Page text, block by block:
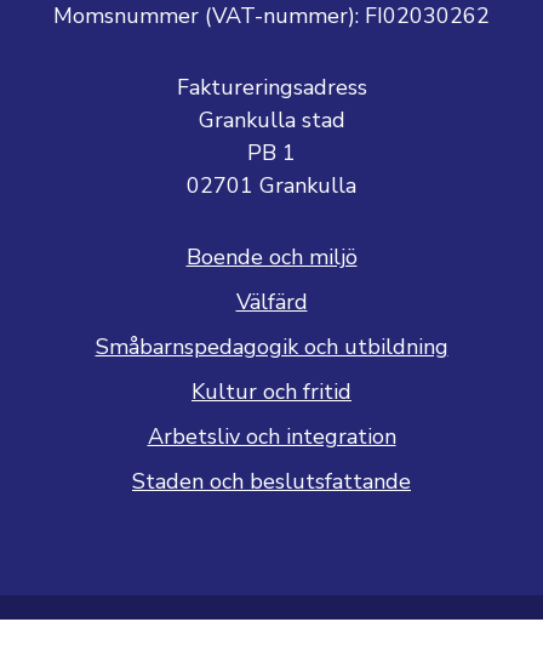
Momsnummer (VAT-nummer): FI02030262
Faktureringsadress
Grankulla stad
PB 1
02701 Grankulla
Boende och miljö
Välfärd
Småbarnspedagogik och utbildning
Kultur och fritid
Arbetsliv och integration
Staden och beslutsfattande